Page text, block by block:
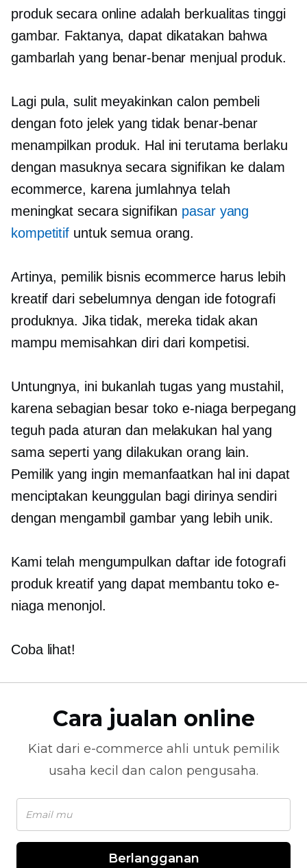
produk secara online adalah berkualitas tinggi
gambar. Faktanya, dapat dikatakan bahwa
gambarlah yang benar-benar menjual produk.
Lagi pula, sulit meyakinkan calon pembeli
dengan foto jelek yang tidak benar-benar
menampilkan produk. Hal ini terutama berlaku
dengan masuknya secara signifikan ke dalam
ecommerce, karena jumlahnya telah
meningkat secara signifikan pasar yang
kompetitif untuk semua orang.
Artinya, pemilik bisnis ecommerce harus lebih
kreatif dari sebelumnya dengan ide fotografi
produknya. Jika tidak, mereka tidak akan
mampu memisahkan diri dari kompetisi.
Untungnya, ini bukanlah tugas yang mustahil,
karena sebagian besar toko e-niaga berpegang
teguh pada aturan dan melakukan hal yang
sama seperti yang dilakukan orang lain.
Pemilik yang ingin memanfaatkan hal ini dapat
menciptakan keunggulan bagi dirinya sendiri
dengan mengambil gambar yang lebih unik.
Kami telah mengumpulkan daftar ide fotografi
produk kreatif yang dapat membantu toko e-
niaga menonjol.
Coba lihat!
Cara jualan online
Kiat dari e-commerce ahli untuk pemilik
usaha kecil dan calon pengusaha.
Berlangganan